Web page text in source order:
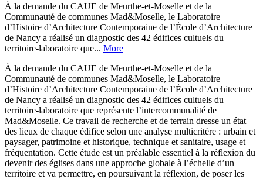
À la demande du CAUE de Meurthe-et-Moselle et de la
Communauté de communes Mad&Moselle, le Laboratoire
d’Histoire d’Architecture Contemporaine de l’École d’Architecture
de Nancy a réalisé un diagnostic des 42 édifices cultuels du
territoire-laboratoire que... More
À la demande du CAUE de Meurthe-et-Moselle et de la
Communauté de communes Mad&Moselle, le Laboratoire
d’Histoire d’Architecture Contemporaine de l’École d’Architecture
de Nancy a réalisé un diagnostic des 42 édifices cultuels du
territoire-laboratoire que représente l’intercommunalité de
Mad&Moselle. Ce travail de recherche et de terrain dresse un état
des lieux de chaque édifice selon une analyse multicritère : urbain et
paysager, patrimoine et historique, technique et sanitaire, usage et
fréquentation. Cette étude est un préalable essentiel à la réflexion du
devenir des églises dans une approche globale à l’échelle d’un
territoire et va permettre, en poursuivant la réflexion, de poser les